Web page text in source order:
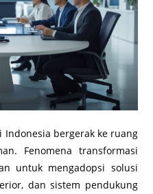
bergerak ke ruang
Fenomena transformasi
untuk mengadopsi solusi
dan sistem pendukung